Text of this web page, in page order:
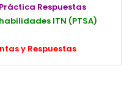
Respuestas
ITN (PTSA)
y Respuestas